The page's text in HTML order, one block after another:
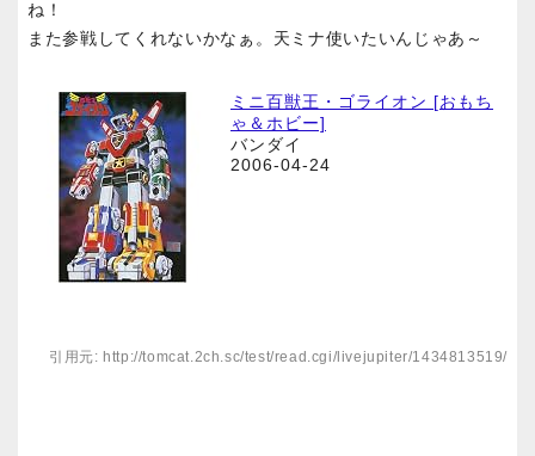
ね！
また参戦してくれないかなぁ。天ミナ使いたいんじゃあ～
ミニ百獣王・ゴライオン [おもち
ゃ＆ホビー]
バンダイ
2006-04-24
引用元: http://tomcat.2ch.sc/test/read.cgi/livejupiter/1434813519/